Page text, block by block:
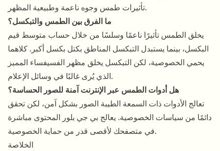
تأثيرات طمس وجوه ناعمة وطبيعية المظهر.
ما الفرق بين الطمس والتبكسل؟
يخلق الطمس تأثيرًا ناعمًا وسلسًا من خلال حساب متوسط قيم
البكسل، بينما يستبدل التبكسل المناطق بكتل بكسل أكبر. كلاهما
يحمي الخصوصية، لكن التبكسل يخلق مظهر الفسيفساء المميز
الذي يُرى غالبًا في وسائل الإعلام.
هل أدوات الطمس عبر الإنترنت آمنة للصور الحساسة؟
تعالج الأدوات ذات السمعة الطيبة الصور بشكل آمن، لكن تحقق
دائمًا من سياسات الخصوصية. يعالج بي جي بلور المحتوى مباشرة
في متصفحك لأقصى قدر من حماية الخصوصية.
الخلاصة